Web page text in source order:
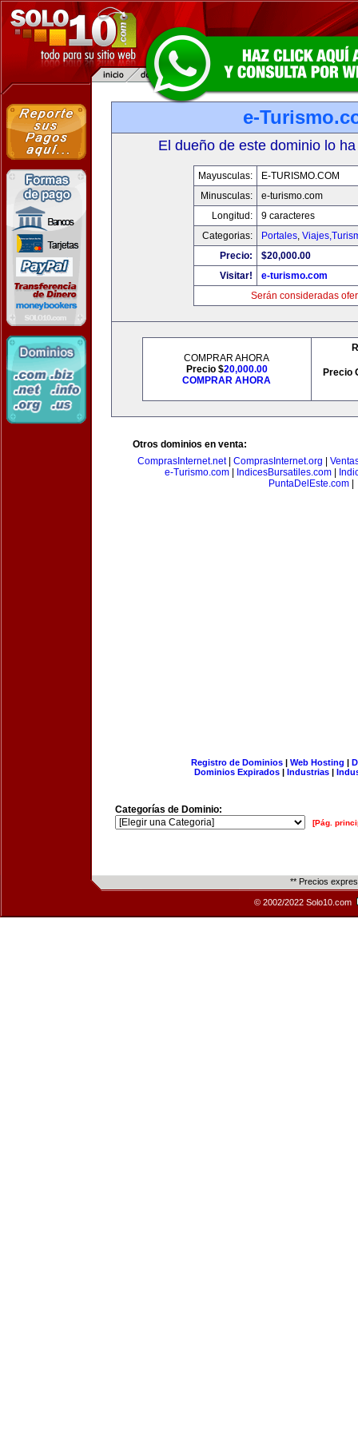
e-
El dueño de este dominio lo
Mayusculas:
E-TURISMO.COM
Minusculas:
e-turismo.com
Longitud:
9 caracteres
Categorias:
Portales,
Precio:
$20,000.00
Visitar!
e-turismo.com
Serán consideradas
COMPRAR AHORA
Precio $20,000.00
COMPRAR AHORA
Precio
Otros dominios en venta:
ComprasInternet.net| ComprasInternet.org
e-Turismo.com| IndicesBursatiles.com|
PuntaDelEste.com|
Registro de Dominios| Web Hosting |
Dominios Expirados | Industrias |
Categorías de Dominio:
[Pág.
** Precios
© 2002/2022 Solo10.com